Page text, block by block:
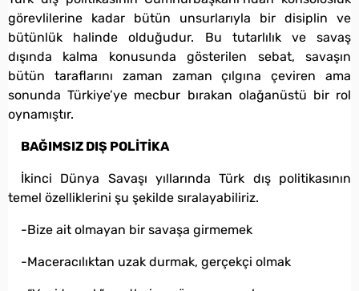
görevlilerine kadar bütün unsurlarıyla bir disiplin ve
bütünlük halinde olduğudur. Bu tutarlılık ve savaş
dışında kalma konusunda gösterilen sebat, savaşın
bütün taraflarını zaman zaman çılgına çeviren ama
sonunda Türkiye’ye mecbur bırakan olağanüstü bir rol
oynamıştır.
BAĞIMSIZ DIŞ POLİTİKA
İkinci Dünya Savaşı yıllarında Türk dış politikasının
temel özelliklerini şu şekilde sıralayabiliriz.
-Bize ait olmayan bir savaşa girmemek
-Maceracılıktan uzak durmak, gerçekçi olmak